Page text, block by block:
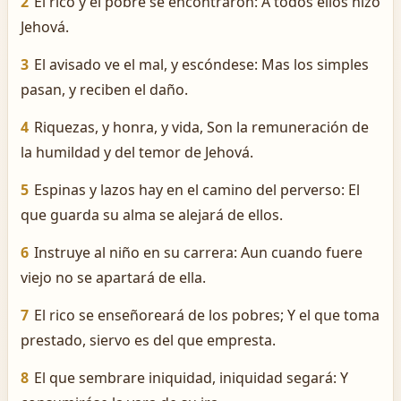
Jehová.
3 El avisado ve el mal, y escóndese: Mas los simples
pasan, y reciben el daño.
4 Riquezas, y honra, y vida, Son la remuneración de
la humildad y del temor de Jehová.
5 Espinas y lazos hay en el camino del perverso: El
que guarda su alma se alejará de ellos.
6 Instruye al niño en su carrera: Aun cuando fuere
viejo no se apartará de ella.
7 El rico se enseñoreará de los pobres; Y el que toma
prestado, siervo es del que empresta.
8 El que sembrare iniquidad, iniquidad segará: Y